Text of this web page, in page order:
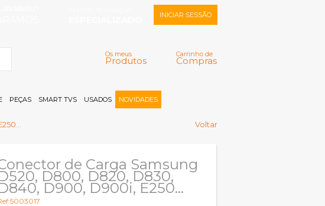
Carrinho de
Compras
Os meus
Produtos
INICIAR SESSÃO
Memorizar
Registar |
PEÇAS SMART TVS USADOS NOVIDADES
Voltar
de Carga Samsung
D800, D820, D830,
D900, D900i, E250...